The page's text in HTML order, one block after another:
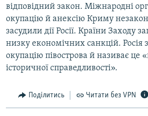
відповідний закон. Міжнародні
окупацію й анексію Криму
засудили дії Росії. Країни Заходу
низку економічних санкцій. Росія
окупацію півострова й називає це
історичної справедливості».
Поділитись Читати без VPN